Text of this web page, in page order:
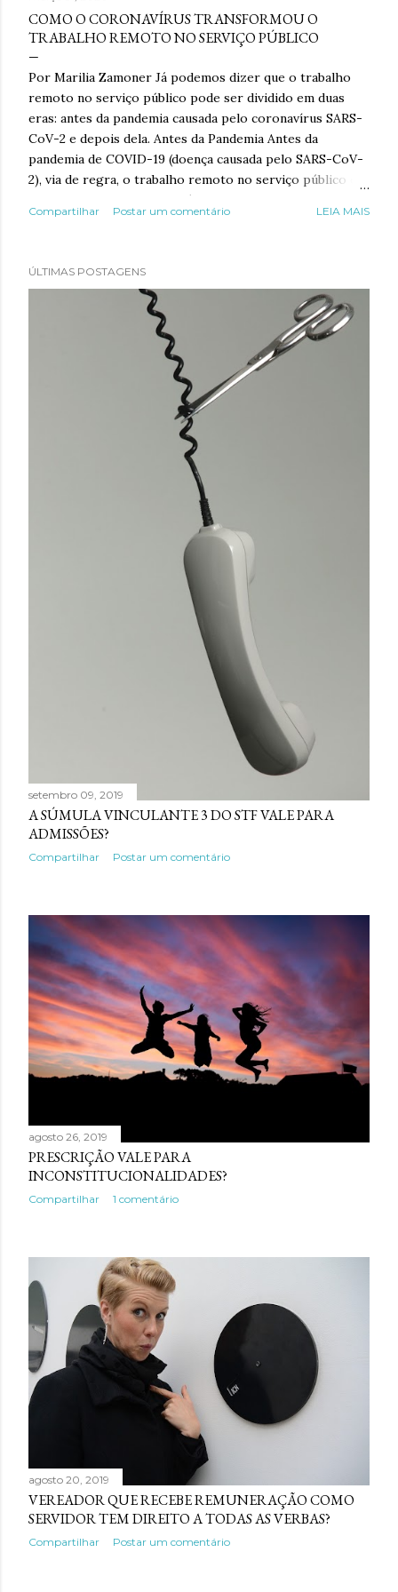
COMO O CORONAVÍRUS TRANSFORMOU O
TRABALHO REMOTO NO SERVIÇO PÚBLICO
Por Marilia Zamoner Já podemos dizer que o trabalho
remoto no serviço público pode ser dividido em duas
eras: antes da pandemia causada pelo coronavírus SARS-
CoV-2 e depois dela. Antes da Pandemia Antes da
pandemia de COVID-19 (doença causada pelo SARS-CoV-
2), via de regra, o trabalho remoto no serviço público era
visto pela Administração Pública como uma benesse ao
servidor público. A Administração Pública,
produtividade. Neste cenário, o servidor era obrigado
não apenas a arcar com os custos do teletrabalho,
devendo ele, com seus recursos pessoais, providenciar
equipamentos e conexões – situação impensável no setor
privado – mas também deveria trabalhar mais que os
servidores, cujo local de trabalho continuava sendo nas
sedes públicas - situação igualmente impensável em
locais de trabalho privados. Rapidamente,...
Compartilhar Postar um comentário LEIA MAIS
ÚLTIMAS POSTAGENS
setembro 09, 2019
A SÚMULA VINCULANTE 3 DO STF VALE PARA
ADMISSÕES?
Compartilhar Postar um comentário
agosto 26, 2019
PRESCRIÇÃO VALE PARA
INCONSTITUCIONALIDADES?
Compartilhar 1 comentário
agosto 20, 2019
VEREADOR QUE RECEBE REMUNERAÇÃO COMO
SERVIDOR TEM DIREITO A TODAS AS VERBAS?
Compartilhar Postar um comentário